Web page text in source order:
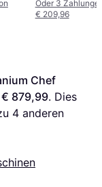
Oder 3
€ 209,96
Chef
€ 879,99. Dies
4 anderen